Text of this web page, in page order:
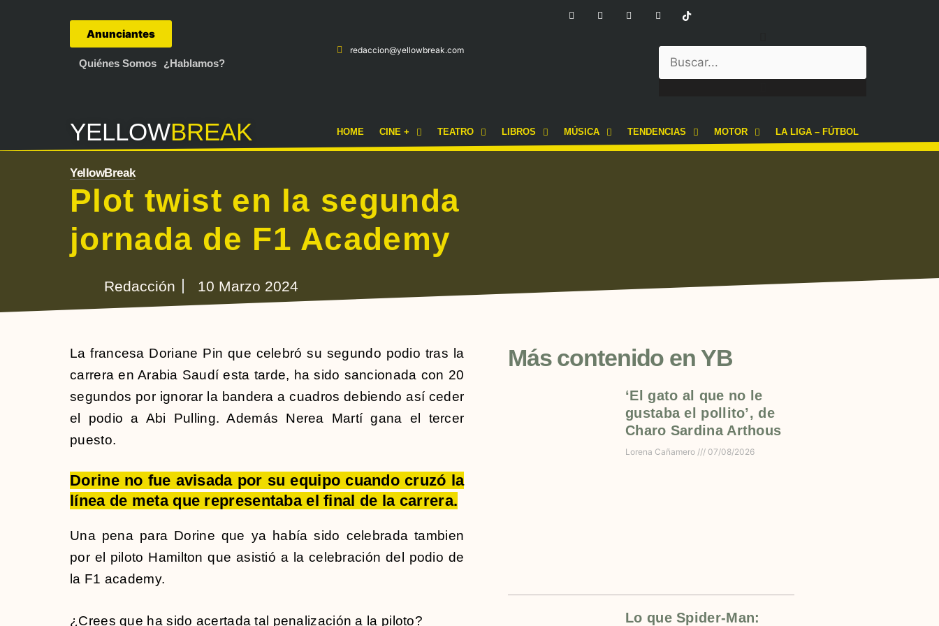
Anunciantes
Quiénes Somos ¿Hablamos?
redaccion@yellowbreak.com
YELLOWBREAK HOME CINE + TEATRO LIBROS MÚSICA TENDENCIAS MOTOR LA LIGA – FÚTBOL
YellowBreak
Plot twist en la segunda
jornada de F1 Academy
Redacción 10 Marzo 2024
La francesa Doriane Pin que celebró su segundo podio tras la
carrera en Arabia Saudí esta tarde, ha sido sancionada con 20
segundos por ignorar la bandera a cuadros debiendo así ceder
el podio a Abi Pulling. Además Nerea Martí gana el tercer
puesto.
Dorine no fue avisada por su equipo cuando cruzó la
línea de meta que representaba el final de la carrera.
Una pena para Dorine que ya había sido celebrada tambien
por el piloto Hamilton que asistió a la celebración del podio de
la F1 academy.
¿Crees que ha sido acertada tal penalización a la piloto?
Más contenido en YB
‘El gato al que no le
gustaba el pollito’, de
Charo Sardina Arthous
Lorena Cañamero 07/08/2026
Lo que Spider-Man: